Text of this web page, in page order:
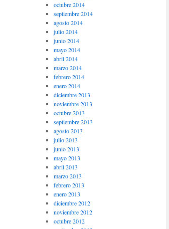
octubre 2014
septiembre 2014
agosto 2014
julio 2014
junio 2014
mayo 2014
abril 2014
marzo 2014
febrero 2014
enero 2014
diciembre 2013
noviembre 2013
octubre 2013
septiembre 2013
agosto 2013
julio 2013
junio 2013
mayo 2013
abril 2013
marzo 2013
febrero 2013
enero 2013
diciembre 2012
noviembre 2012
octubre 2012